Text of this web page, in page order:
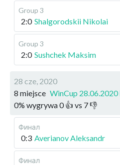
Group 3
2:0 Shalgorodskii Nikolai
Group 3
2:0 Sushchek Maksim
28 cze, 2020
8 miejsce WinCup
0% wygrywa0👍 vs 7👎
Финал
0:3 Averianov Aleksandr
Финал